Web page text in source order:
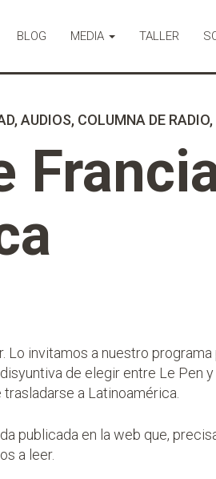
BLOG MEDIA TALLER
,AUDIOS, COLUMNA DE RADIO,
invitamos a nuestro
de elegir entre Le Pen
a Latinoamérica.
publicada en la web que,
a leer.